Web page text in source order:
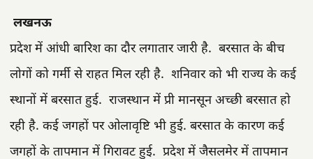
लखनऊ
प्रदेश में आंधी बारिश का दौर लगातार जारी है. बरसात के बीच
लोगों को गर्मी से राहत मिल रही है. शनिवार को भी राज्य के कई
स्थानों में बरसात हुई. राजस्थान में प्री मानसून अच्छी बरसात हो
रही है. कई जगहों पर ओलावृष्टि भी हुई. बरसात के कारण कई
जगहों के तापमान में गिरावट हुई. प्रदेश में जैसलमेर में तापमान